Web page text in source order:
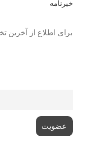
خبرنامه
برای اطلاع از آخرین